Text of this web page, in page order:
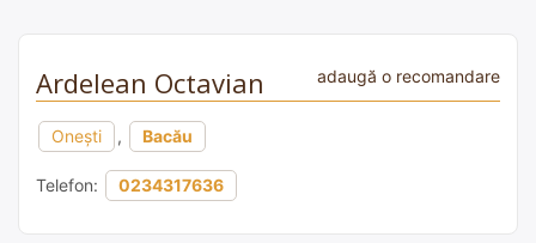
Ardelean Octavian adaugă o recomandare
Onești , Bacău
Telefon: 0234317636